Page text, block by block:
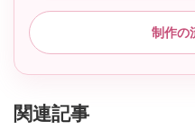
制作の
関連記事